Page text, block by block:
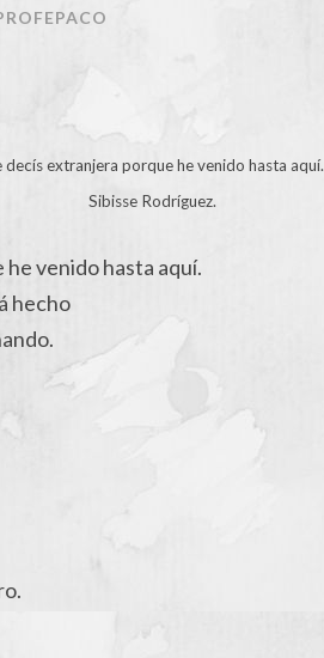
decís extranjera porque he venido hasta aquí.
Sibisse Rodríguez.
venido hasta aquí.
hecho